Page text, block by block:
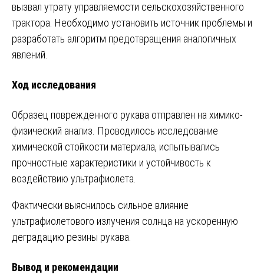
вызвал утрату управляемости сельскохозяйственного
трактора. Необходимо установить источник проблемы и
разработать алгоритм предотвращения аналогичных
явлений.
Ход исследования
Образец поврежденного рукава отправлен на химико-
физический анализ. Проводилось исследование
химической стойкости материала, испытывались
прочностные характеристики и устойчивость к
воздействию ультрафиолета.
Фактически выяснилось сильное влияние
ультрафиолетового излучения солнца на ускоренную
деградацию резины рукава.
Вывод и рекомендации